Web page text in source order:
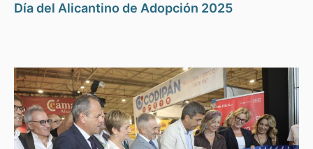
Día del Alicantino de Adopción 2025